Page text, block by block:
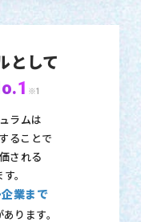
として
※1
ラムは
ることで
される
。
業まで
あります。